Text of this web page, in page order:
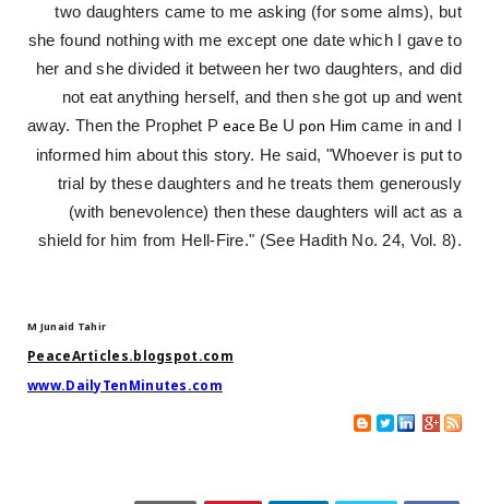
two daughters came to me asking (for some alms), but
she found nothing with me except one date which I gave to
her and she divided it between her two daughters, and did
not eat anything herself, and then she got up and went
away. Then the Prophet P eace Be U pon Himcame in and I
informed him about this story. He said, "Whoever is put to
trial by these daughters and he treats them generously
(with benevolence) then these daughters will act as a
shield for him from Hell-Fire." (See Hadith No. 24, Vol. 8).
M Junaid Tahir
PeaceArticles.blogspot.com
www.DailyTenMinutes.com